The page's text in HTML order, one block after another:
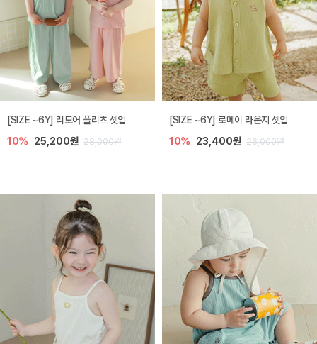
[SIZE ~6Y] 리모어 플리츠 셋업
10% 25,200원 28,000원
[SIZE ~6Y] 로메이 라운지 셋업
10% 23,400원 26,000원